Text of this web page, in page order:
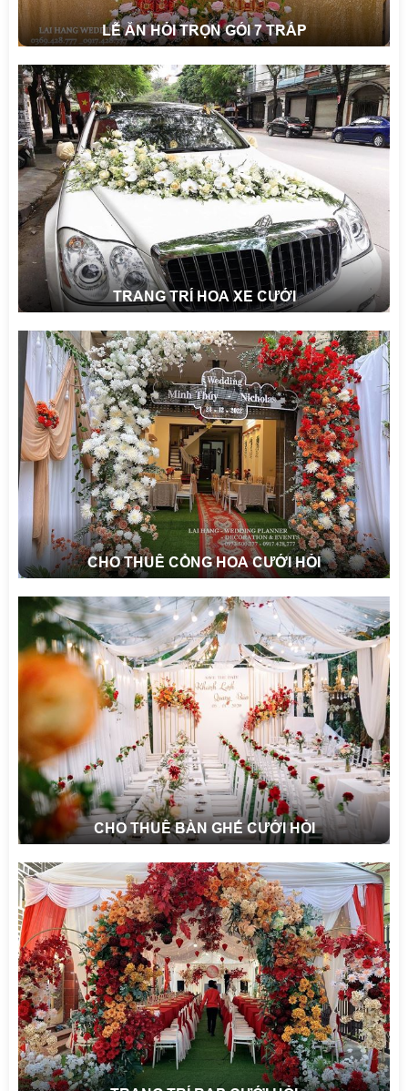
LỄ ĂN HỎI TRỌN GÓI 7 TRÁP
TRANG TRÍ HOA XE CƯỚI
CHO THUÊ CỔNG HOA CƯỚI HỎI
CHO THUÊ BÀN GHẾ CƯỚI HỎI